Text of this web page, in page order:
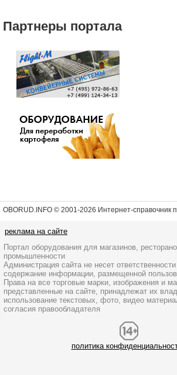
Партнеры портала
OBORUD.INFO © 2001-2026 Интернет-справочник
реклама на сайте
Портал оборудования для магазинов,
промышленности
Администрация сайта не несет
содержание информации, размещенной
Права на все торговые марки, изображения и
представленные на сайте, принадлежат их
использование текстовых, фото, видео
согласия правообладателя
политика